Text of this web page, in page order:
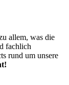
allem, was die
fachlich
rund um unsere